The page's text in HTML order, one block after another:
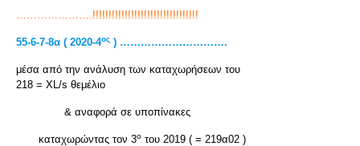
………………….!!!!!!!!!!!!!!!!!!!!!!!!!!!!!!!!!
55-6-7-8α ( 2020-4ος ) ………………………….
μέσα από την ανάλυση των καταχωρήσεων του
218 = XL/s θεμέλιο
& αναφορά σε υποπίνακες
καταχωρώντας τον 3ο του 2019 ( = 219α02 )